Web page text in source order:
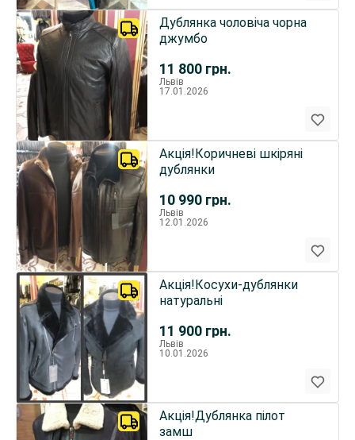
11 800 грн.
Дублянка чоловіча чорна
джумбо
Львів
17.01.2026
10 990 грн.
Акція!Коричневі шкіряні
дублянки
Львів
12.01.2026
11 900 грн.
Акція!Косухи-дублянки
натуральні
Львів
10.01.2026
Акція!Дублянка пілот
замш